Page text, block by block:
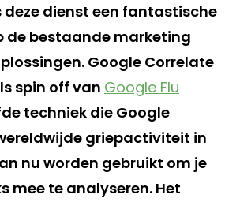
deze dienst een fantastische
de bestaande marketing
Google Correlate
spin off van Google Flu
techniek die Google
griepactiviteit in
nu worden gebruikt om je
mee te analyseren. Het